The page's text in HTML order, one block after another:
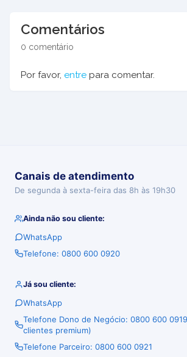
Comentários
0 comentário
Por favor, entre para comentar.
Canais de atendimento
De segunda à sexta-feira das 8h às 19h30
Ainda não sou cliente:
WhatsApp
Telefone: 0800 600 0920
Já sou cliente:
WhatsApp
Telefone Dono de Negócio: 0800 600
clientes premium)
Telefone Parceiro: 0800 600 0921